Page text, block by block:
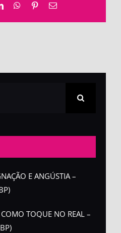
LinkedInWhatsApp
PinterestEmail
E ANGÚSTIA –
TOQUE NO REAL –